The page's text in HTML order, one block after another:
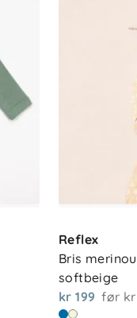
Reflex
Bris
softbeige
kr 199 før